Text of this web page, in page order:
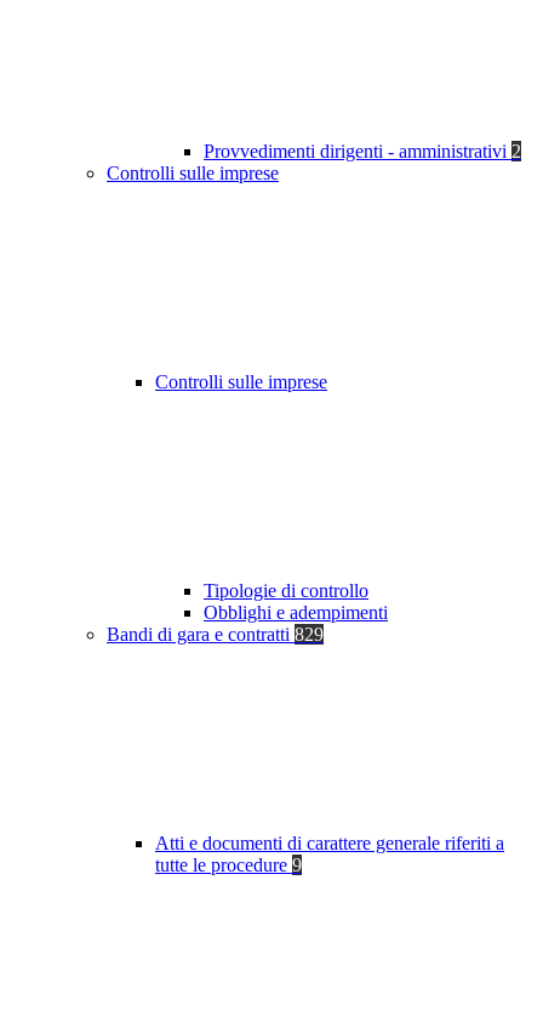
Provvedimenti dirigenti - amministrativi 2
Controlli sulle imprese
Controlli sulle imprese
Tipologie di controllo
Obblighi e adempimenti
Bandi di gara e contratti 829
Atti e documenti di carattere generale riferiti a
tutte le procedure 9